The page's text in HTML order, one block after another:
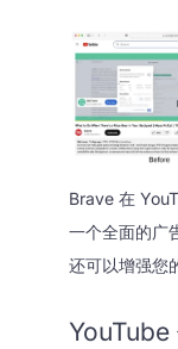
Brave 在
一个全面的广
还可以增强您
YouTube